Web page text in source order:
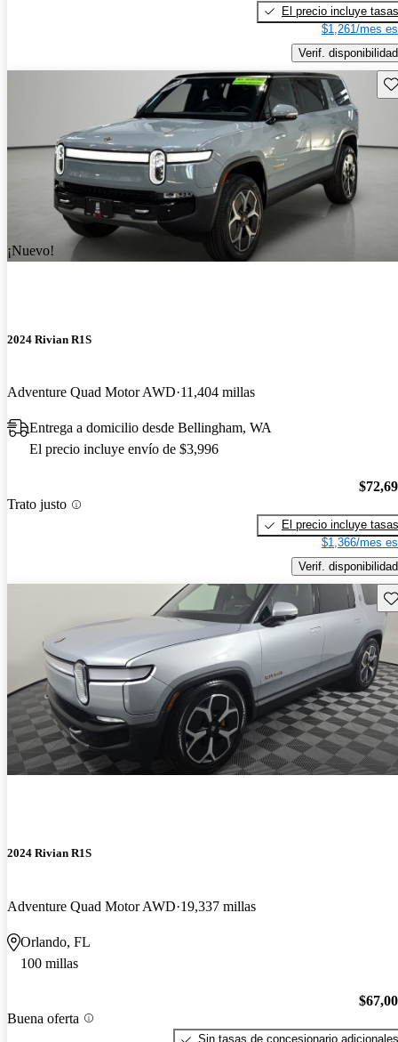
El precio incluye tasas
$1,261/mes
Verif. disponibilidad
¡Nuevo!
2024 Rivian R1S
Adventure Quad Motor AWD 11,404 millas
Entrega a domicilio desde Bellingham, WA
El precio incluye envío de $3,996
Trato justo
El precio incluye tasas
$1,366/mes
Verif. disponibilidad
2024 Rivian R1S
Adventure Quad Motor AWD 19,337 millas
Orlando, FL
100 millas
Buena oferta
Sin tasas de concesionario adicionales